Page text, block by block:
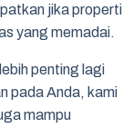
jika properti
yang memadai.
penting lagi
pada Anda, kami
mampu